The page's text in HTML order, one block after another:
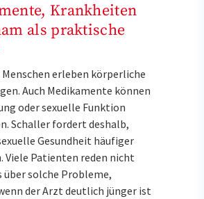
Krankheiten
als praktische
erleben körperliche
Auch Medikamente können
oder sexuelle Funktion
Schaller fordert deshalb,
Gesundheit häufiger
Viele Patienten reden nicht
über solche Probleme,
der Arzt deutlich jünger ist